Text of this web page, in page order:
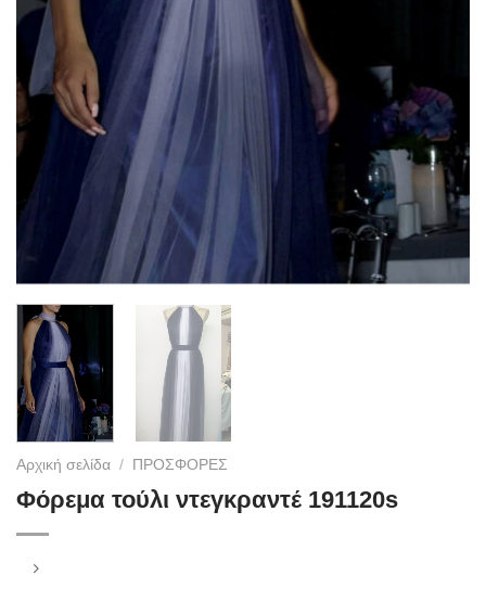
Αρχική σελίδα / ΠΡΟΣΦΟΡΕΣ
Φόρεμα τούλι ντεγκραντέ 191120s